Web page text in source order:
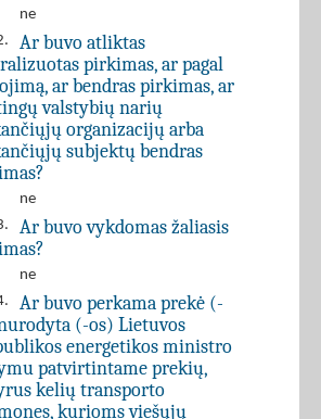
ne
Ar buvo atliktas
pirkimas, ar pagal
ar bendras pirkimas, ar
valstybių narių
organizacijų arba
subjektų bendras
ne
Ar buvo vykdomas žaliasis
ne
Ar buvo perkama prekė (-
(-os) Lietuvos
energetikos ministro
patvirtintame prekių,
kelių transporto
kurioms viešųjų